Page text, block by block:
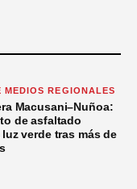
MEDIOS REGIONALES
Macusani–Nuñoa:
de asfaltado
verde tras más de